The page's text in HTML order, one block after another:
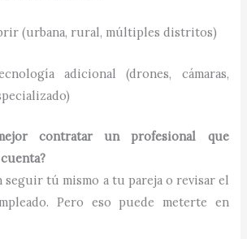
(urbana, rural, múltiples distritos)
adicional (drones, cámaras,
contratar un profesional que
seguir tú mismo a tu pareja o revisar el
Pero eso puede meterte en